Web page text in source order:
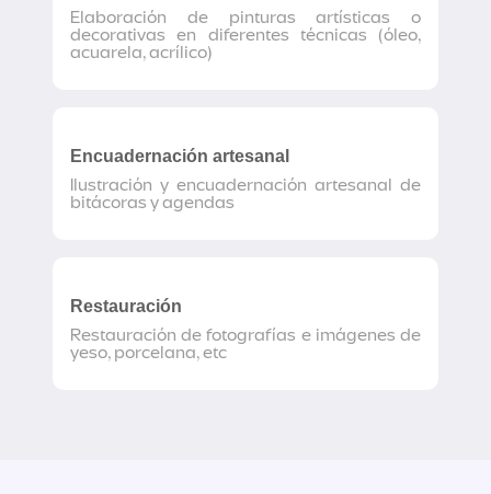
Elaboración de pinturas artísticas o
decorativas en diferentes técnicas (óleo,
acuarela, acrílico)
Encuadernación artesanal
Ilustración y encuadernación artesanal de
bitácoras y agendas
Restauración
Restauración de fotografías e imágenes de
yeso, porcelana, etc